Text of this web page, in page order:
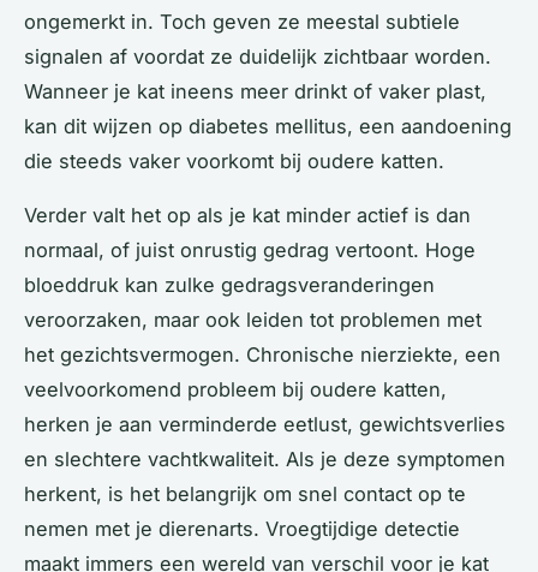
ongemerkt in. Toch geven ze meestal subtiele
signalen af voordat ze duidelijk zichtbaar worden.
Wanneer je kat ineens meer drinkt of vaker plast,
kan dit wijzen op diabetes mellitus, een aandoening
die steeds vaker voorkomt bij oudere katten.
Verder valt het op als je kat minder actief is dan
normaal, of juist onrustig gedrag vertoont. Hoge
bloeddruk kan zulke gedragsveranderingen
veroorzaken, maar ook leiden tot problemen met
het gezichtsvermogen. Chronische nierziekte, een
veelvoorkomend probleem bij oudere katten,
herken je aan verminderde eetlust, gewichtsverlies
en slechtere vachtkwaliteit. Als je deze symptomen
herkent, is het belangrijk om snel contact op te
nemen met je dierenarts. Vroegtijdige detectie
maakt immers een wereld van verschil voor je kat